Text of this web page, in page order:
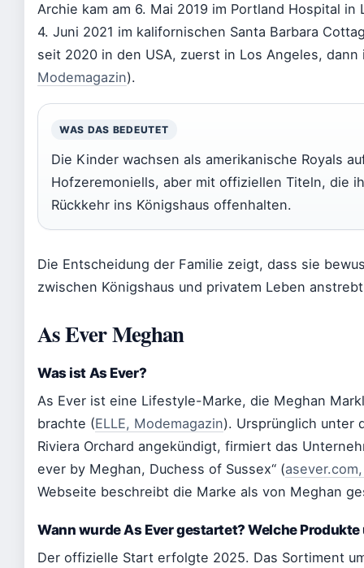
Archie kam am 6. Mai 2019 im Portland Hospital in
4. Juni 2021 im kalifornischen Santa Barbara
seit 2020 in den USA, zuerst in Los Angeles,
Modemagazin).
WAS DAS BEDEUTET
Die Kinder wachsen als amerikanische Royals
Hofzeremoniells, aber mit offiziellen Titeln, die
Rückkehr ins Königshaus offenhalten.
Die Entscheidung der Familie zeigt, dass sie
zwischen Königshaus und privatem Leben
As Ever Meghan
Was ist As Ever?
As Ever ist eine Lifestyle-Marke, die Meghan
brachte (ELLE, Modemagazin). Ursprünglich unter
Riviera Orchard angekündigt, firmiert das
ever by Meghan, Duchess of Sussex“ (
Webseite beschreibt die Marke als von Meghan
Wann wurde As Ever gestartet? Welche
Der offizielle Start erfolgte 2025. Das Sortiment